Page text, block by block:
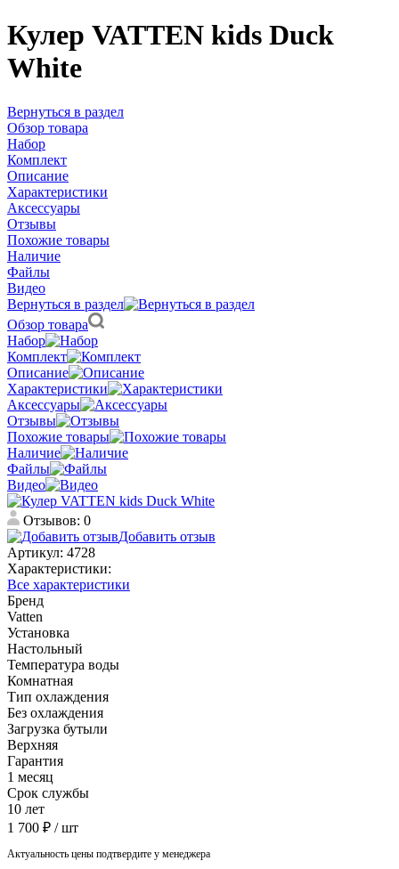
Кулер VATTEN kids Duck
White
Вернуться в раздел
Обзор товара
Набор
Комплект
Описание
Характеристики
Аксессуары
Отзывы
Похожие товары
Наличие
Файлы
Видео
Вернуться в раздел
Обзор товара
Набор
Комплект
Описание
Характеристики
Аксессуары
Отзывы
Похожие товары
Наличие
Файлы
Видео
Отзывов: 0
Добавить отзыв
Артикул: 4728
Характеристики:
Все характеристики
Бренд
Vatten
Установка
Настольный
Температура воды
Комнатная
Тип охлаждения
Без охлаждения
Загрузка бутыли
Верхняя
Гарантия
1 месяц
Срок службы
10 лет
1 700 ₽ / шт
Актуальность цены подтвердите у менеджера